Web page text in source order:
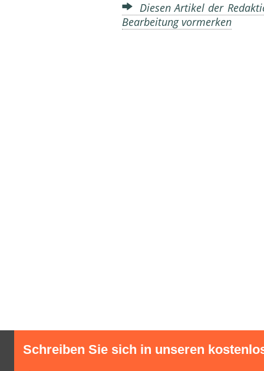
Diesen Artikel der
Bearbeitung vormerken
Schreiben Sie sich in unseren